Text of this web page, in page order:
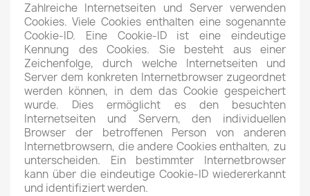
Zahlreiche Internetseiten und Server verwenden
Cookies. Viele Cookies enthalten eine sogenannte
Cookie-ID. Eine Cookie-ID ist eine eindeutige
Kennung des Cookies. Sie besteht aus einer
Zeichenfolge, durch welche Internetseiten und
Server dem konkreten Internetbrowser zugeordnet
werden können, in dem das Cookie gespeichert
wurde. Dies ermöglicht es den besuchten
Internetseiten und Servern, den individuellen
Browser der betroffenen Person von anderen
Internetbrowsern, die andere Cookies enthalten, zu
unterscheiden. Ein bestimmter Internetbrowser
kann über die eindeutige Cookie-ID wiedererkannt
und identifiziert werden.